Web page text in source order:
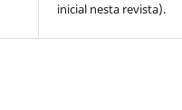
inicial nesta revista).